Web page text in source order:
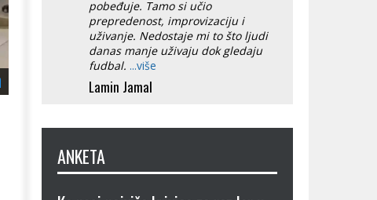
pobeđuje. Tamo si učio
prepredenost, improvizaciju i
uživanje. Nedostaje mi to što ljudi
danas manje uživaju dok gledaju
fudbal. ...više
Lamin Jamal
ANKETA